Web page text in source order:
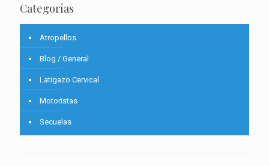
Categorías
Atropellos
Blog / General
Latigazo Cervical
Motoristas
Secuelas